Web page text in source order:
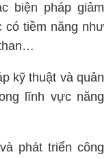
biện pháp giảm
có tiềm năng như
kỹ thuật và quản
lĩnh vực năng
phát triển công